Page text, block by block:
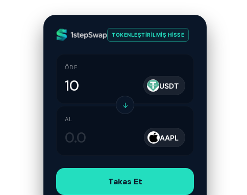
TOKENLEŞTIRILMIŞ HISSE
ÖDE
USDT
↓
AL
AAPL
Takas Et